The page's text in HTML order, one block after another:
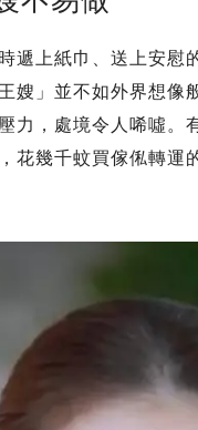
遞上紙巾、送上安慰
嫂」並不如外界想像
力，處境令人唏噓。
花幾千蚊買傢俬轉運